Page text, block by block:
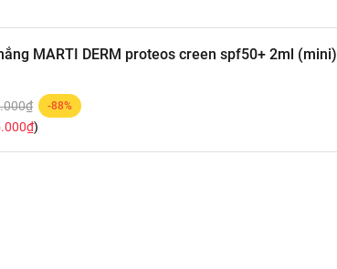
MARTI DERM proteos creen spf50+ 2ml (mini)
-88%
)